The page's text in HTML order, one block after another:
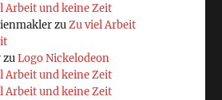
Arbeit und keine Zeit
zuZu viel Arbeit
zuLogo Nickelodeon
Arbeit und keine Zeit
Arbeit und keine Zeit